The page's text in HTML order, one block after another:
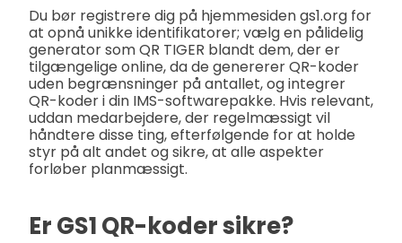
Du bør registrere dig på hjemmesiden gs1.org for
at opnå unikke identifikatorer; vælg en pålidelig
generator som QR TIGER blandt dem, der er
tilgængelige online, da de genererer QR-koder
uden begrænsninger på antallet, og integrer
QR-koder i din IMS-softwarepakke. Hvis relevant,
uddan medarbejdere, der regelmæssigt vil
håndtere disse ting, efterfølgende for at holde
styr på alt andet og sikre, at alle aspekter
forløber planmæssigt.
Er GS1 QR-koder sikre?